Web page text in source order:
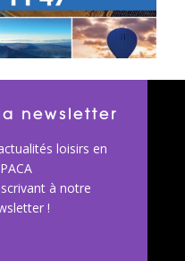
newsletter
loisirs en
PACA
à notre
!